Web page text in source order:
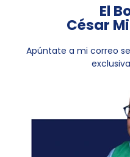
El
César
Apúntate a mi correo